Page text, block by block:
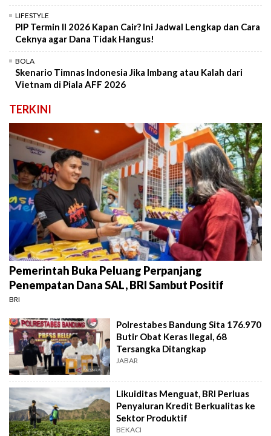
LIFESTYLE
PIP Termin II 2026 Kapan Cair? Ini Jadwal Lengkap dan Cara
Ceknya agar Dana Tidak Hangus!
BOLA
Skenario Timnas Indonesia Jika Imbang atau Kalah dari
Vietnam di Piala AFF 2026
TERKINI
Pemerintah Buka Peluang Perpanjang
Penempatan Dana SAL, BRI Sambut Positif
BRI
Polrestabes Bandung Sita 176.970
Butir Obat Keras Ilegal, 68
Tersangka Ditangkap
JABAR
Likuiditas Menguat, BRI Perluas
Penyaluran Kredit Berkualitas ke
Sektor Produktif
BEKACI